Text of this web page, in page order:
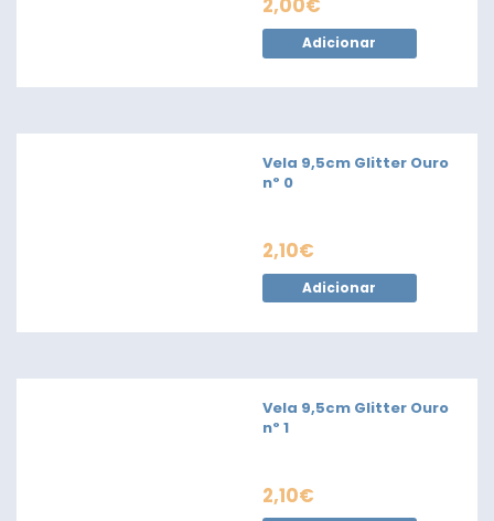
2,00€
Adicionar
Vela 9,5cm Glitter Ouro
nº 0
2,10€
Adicionar
Vela 9,5cm Glitter Ouro
nº 1
2,10€